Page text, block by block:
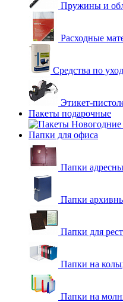
Пружины и
Расходные
Средства по
Этикет-
Пакеты подарочные
Папки для офиса
Папки
Папки
Папки для
Папки на
Папки на